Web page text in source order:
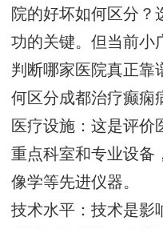
院的好坏如何区分？
功的关键。但当前小
判断哪家医院真正靠
何区分成都治疗癫痫
医疗设施：这是评价
重点科室和专业设备
像学等先进仪器。
技术水平：技术是影